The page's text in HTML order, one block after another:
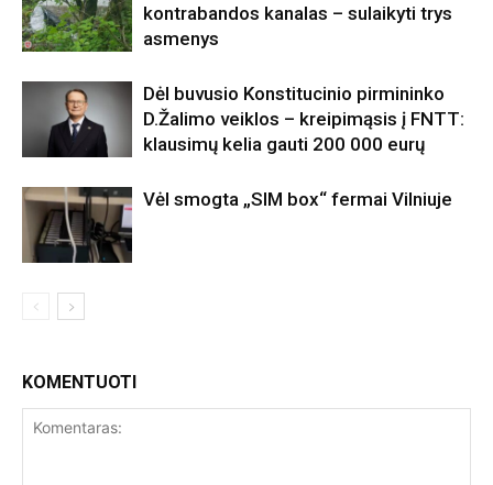
kontrabandos kanalas – sulaikyti trys
asmenys
Dėl buvusio Konstitucinio pirmininko
D.Žalimo veiklos – kreipimąsis į FNTT:
klausimų kelia gauti 200 000 eurų
Vėl smogta „SIM box“ fermai Vilniuje
KOMENTUOTI